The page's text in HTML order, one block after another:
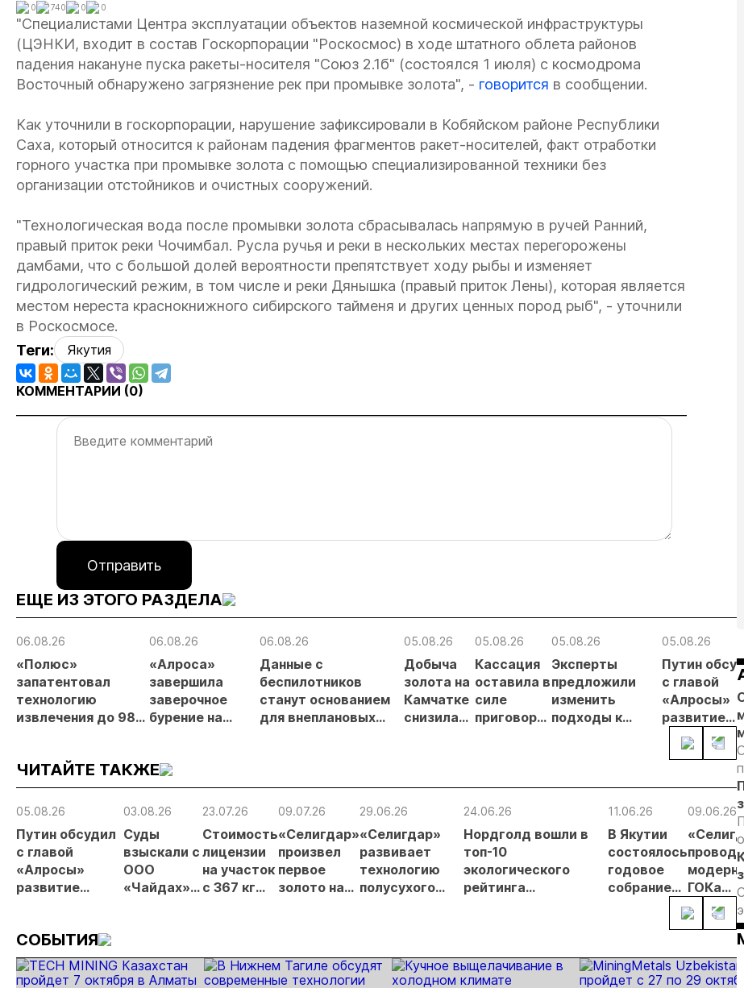
0 740 0 0
"Специалистами Центра эксплуатации объектов наземной космической инфраструктуры
(ЦЭНКИ, входит в состав Госкорпорации "Роскосмос) в ходе штатного облета районов
падения накануне пуска ракеты-носителя "Союз 2.1б" (состоялся 1 июля) с космодрома
Восточный обнаружено загрязнение рек при промывке золота", - говорится в сообщении.
Как уточнили в госкорпорации, нарушение зафиксировали в Кобяйском районе Республики
Саха, который относится к районам падения фрагментов ракет-носителей, факт отработки
горного участка при промывке золота с помощью специализированной техники без
организации отстойников и очистных сооружений.
"Технологическая вода после промывки золота сбрасывалась напрямую в ручей Ранний,
правый приток реки Чочимбал. Русла ручья и реки в нескольких местах перегорожены
дамбами, что с большой долей вероятности препятствует ходу рыбы и изменяет
гидрологический режим, в том числе и реки Дянышка (правый приток Лены), которая является
местом нереста краснокнижного сибирского тайменя и других ценных пород рыб", - уточнили
в Роскосмосе.
Теги:
Якутия
КОММЕНТАРИИ (0)
Отправить
ЕЩЕ ИЗ ЭТОГО РАЗДЕЛА
06.08.26
«Полюс»
запатентовал
технологию
извлечения до 98%
шлака
06.08.26
«Алроса»
завершила
заверочное
бурение на
Дегдекан
06.08.26
Данные с
беспилотников
станут основанием
для внеплановых
05.08.26
Добыча
золота на
Камчатке
снизилась
05.08.26
Кассация
оставила в
силе
приговор
кг золота и
серебра на
05.08.26
Эксперты
предложили
изменить
подходы к
на фоне
реформы
05.08.26
Путин
с главой
«Алросы»
развитие
проектов в
Якутии
ЧИТАЙТЕ ТАКЖЕ
05.08.26
Путин обсудил
с главой
«Алросы»
развитие
энергетических
проектов в
Якутии
03.08.26
Суды
взыскали с
ООО
«Чайдах»
добычу
золота в
23.07.26
Стоимость
лицензии
на участок
с 367 кг
почти в 50
раз
09.07.26
«Селигдар»
произвел
первое
золото на
29.06.26
«Селигдар»
развивает
технологию
полусухого
24.06.26
Нордголд вошли в
топ-10
экологического
рейтинга
11.06.26
В Якутии
состоялось
годовое
собрание
акционеров
09.06.26
ГОКа
Якутии
СОБЫТИЯ